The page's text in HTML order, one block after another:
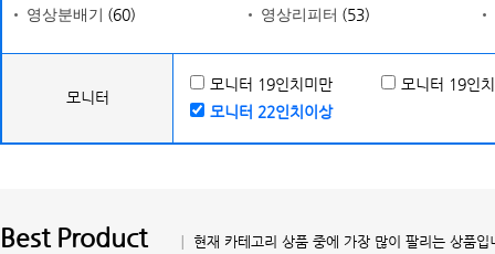
영상분배기 (60) 영상리피터 (53)
모니터
모니터 19인치미만
모니터 19인치
모니터 22인치이상
Best Product │ 현재 카테고리 상품 중에 가장 많이 팔리는 상품입